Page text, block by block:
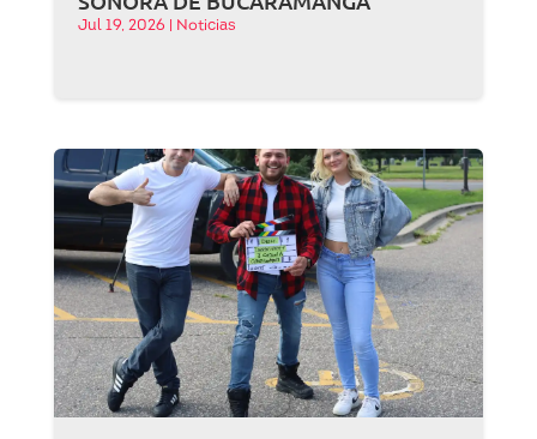
Jul 19, 2026 Noticias